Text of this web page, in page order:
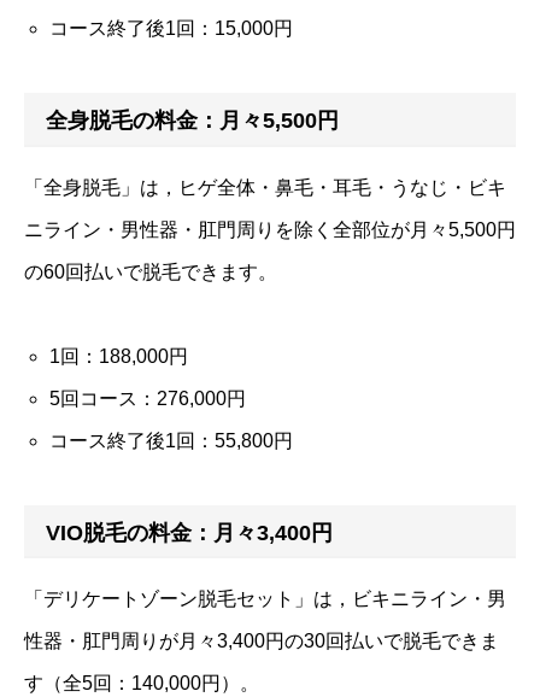
コース終了後1回：15,000円
全身脱毛の料金：月々5,500円
「全身脱毛」は，ヒゲ全体・鼻毛・耳毛・うなじ・ビキ
ニライン・男性器・肛門周りを除く全部位が月々5,500円
の60回払いで脱毛できます。
1回：188,000円
5回コース：276,000円
コース終了後1回：55,800円
VIO脱毛の料金：月々3,400円
「デリケートゾーン脱毛セット」は，ビキニライン・男
性器・肛門周りが月々3,400円の30回払いで脱毛できま
す（全5回：140,000円）。